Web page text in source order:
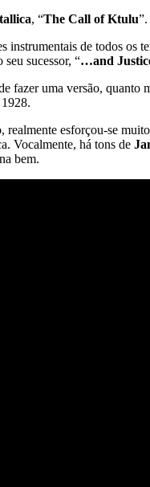
, “The Call of Ktulu”.
instrumentais de todos os
seu sucessor, “…and
fazer uma versão,
realmente esforçou-se
Vocalmente, há tons de
bem.